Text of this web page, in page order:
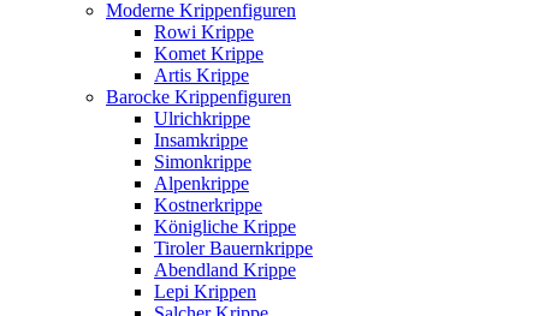
Moderne Krippenfiguren
Rowi Krippe
Komet Krippe
Artis Krippe
Barocke Krippenfiguren
Ulrichkrippe
Insamkrippe
Simonkrippe
Alpenkrippe
Kostnerkrippe
Königliche Krippe
Tiroler Bauernkrippe
Abendland Krippe
Lepi Krippen